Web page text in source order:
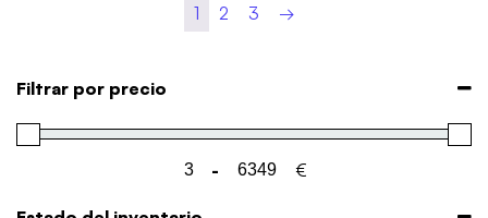
1 2 3 →
Filtrar por precio
Minimum Price
- Maximum Price
€